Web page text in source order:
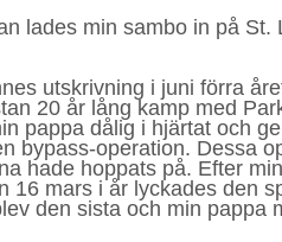
lades min sambo in på St.
utskrivning i juni förra
20 år lång kamp med
pappa dålig i hjärtat och
bypass-operation. Dessa
hade hoppats på. Efter
16 mars i år lyckades den
den sista och min pappa